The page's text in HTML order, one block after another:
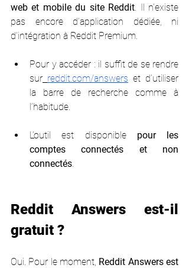
web et mobile du site Reddit . Il n’existe
pas encore d’application dédiée, ni
d’intégration à Reddit Premium.
Pour y accéder : il suffit de se rendre
sur reddit.com/answers et d’utiliser
la barre de recherche comme à
l’habitude.
L’outil est disponible pour les
comptes connectés et non
connectés
Reddit Answers est-il
gratuit ?
Oui. Pour le moment, Reddit Answers est